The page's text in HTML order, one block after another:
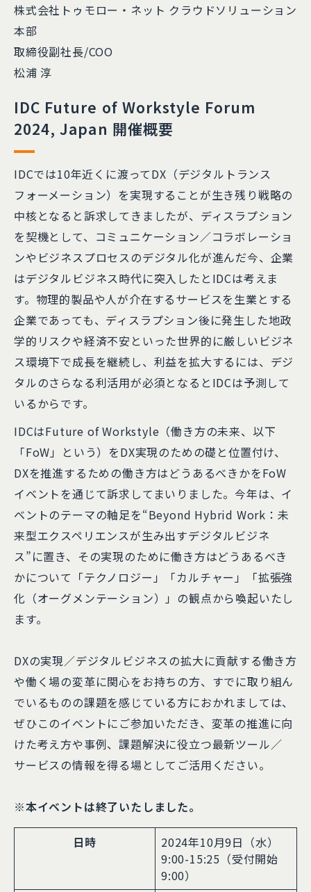
株式会社トゥモロー・ネット クラウドソリューション
本部
取締役副社長/COO
松浦 淳
IDC Future of Workstyle Forum
2024, Japan 開催概要
IDCでは10年近くに渡ってDX（デジタルトランス
フォーメーション）を実現することが生き残り戦略の
中核となると訴求してきましたが、ディスラプション
を契機として、コミュニケーション／コラボレーショ
ンやビジネスプロセスのデジタル化が進んだ今、企業
はデジタルビジネス時代に突入したとIDCは考えま
す。物理的製品や人が介在するサービスを生業とする
企業であっても、ディスラプション後に発生した地政
学的リスクや経済不安といった世界的に厳しいビジネ
ス環境下で成長を継続し、利益を拡大するには、デジ
タルのさらなる利活用が必須となるとIDCは予測して
いるからです。
IDCはFuture of Workstyle（働き方の未来、以下
「FoW」という）をDX実現のための礎と位置付け、
DXを推進するための働き方はどうあるべきかをFoW
イベントを通じて訴求してまいりました。今年は、イ
ベントのテーマの軸足を“Beyond Hybrid Work：未
来型エクスペリエンスが生み出すデジタルビジネ
ス”に置き、その実現のために働き方はどうあるべき
かについて「テクノロジー」「カルチャー」「拡張強
化（オーグメンテーション）」の観点から喚起いたし
ます。
DXの実現／デジタルビジネスの拡大に貢献する働き方
や働く場の変革に関心をお持ちの方、すでに取り組ん
でいるものの課題を感じている方におかれましては、
ぜひこのイベントにご参加いただき、変革の推進に向
けた考え方や事例、課題解決に役立つ最新ツール／
サービスの情報を得る場としてご活用ください。
※本イベントは終了いたしました。
日時
2024年10月9日（水）
9:00-15:25（受付開始
9:00）